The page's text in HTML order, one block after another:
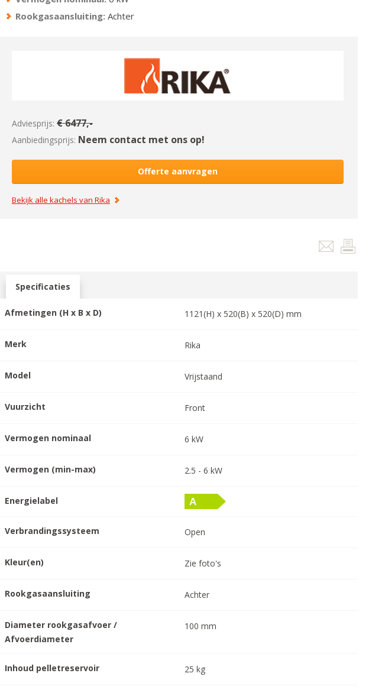
Rookgasaansluiting: Achter
Adviesprijs: €6477,-
Aanbiedingsprijs: Neem contact met ons op!
Offerte aanvragen
Bekijk alle kachels van Rika
Specificaties
Afmetingen (H x B x D) 1121(H) x 520(B) x 520(D) mm
Merk Rika
Model Vrijstaand
Vuurzicht Front
Vermogen nominaal 6 kW
Vermogen (min-max) 2.5 -6 kW
Energielabel
Verbrandingssysteem Open
Kleur(en) Zie foto's
Rookgasaansluiting Achter
Diameter rookgasafvoer /
Afvoerdiameter
100 mm
Inhoud pelletreservoir 25 kg